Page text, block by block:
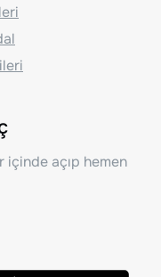
içinde açıp hemen